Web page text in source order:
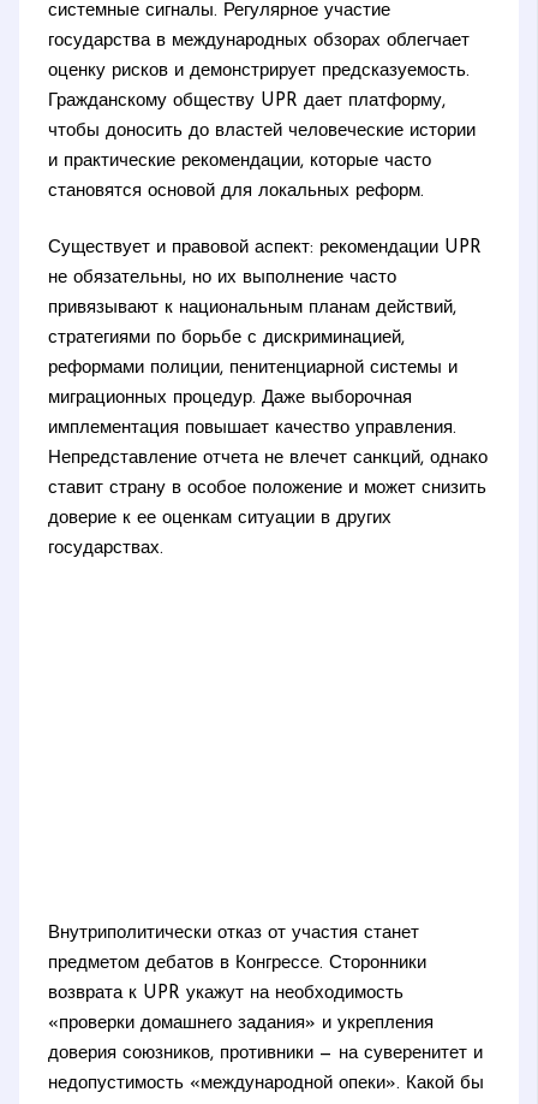
системные сигналы. Регулярное участие
государства в международных обзорах облегчает
оценку рисков и демонстрирует предсказуемость.
Гражданскому обществу UPR дает платформу,
чтобы доносить до властей человеческие истории
и практические рекомендации, которые часто
становятся основой для локальных реформ.
Существует и правовой аспект: рекомендации UPR
не обязательны, но их выполнение часто
привязывают к национальным планам действий,
стратегиями по борьбе с дискриминацией,
реформами полиции, пенитенциарной системы и
миграционных процедур. Даже выборочная
имплементация повышает качество управления.
Непредставление отчета не влечет санкций, однако
ставит страну в особое положение и может снизить
доверие к ее оценкам ситуации в других
государствах.
Внутриполитически отказ от участия станет
предметом дебатов в Конгрессе. Сторонники
возврата к UPR укажут на необходимость
«проверки домашнего задания» и укрепления
доверия союзников, противники — на суверенитет и
недопустимость «международной опеки». Какой бы